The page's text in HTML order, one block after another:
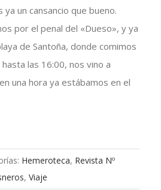
un cansancio que bueno.
por el penal del «Dueso», y ya
de Santoña, donde comimos
las 16:00, nos vino a
una hora ya estábamos en el
Hemeroteca, Revista Nº
, Viaje